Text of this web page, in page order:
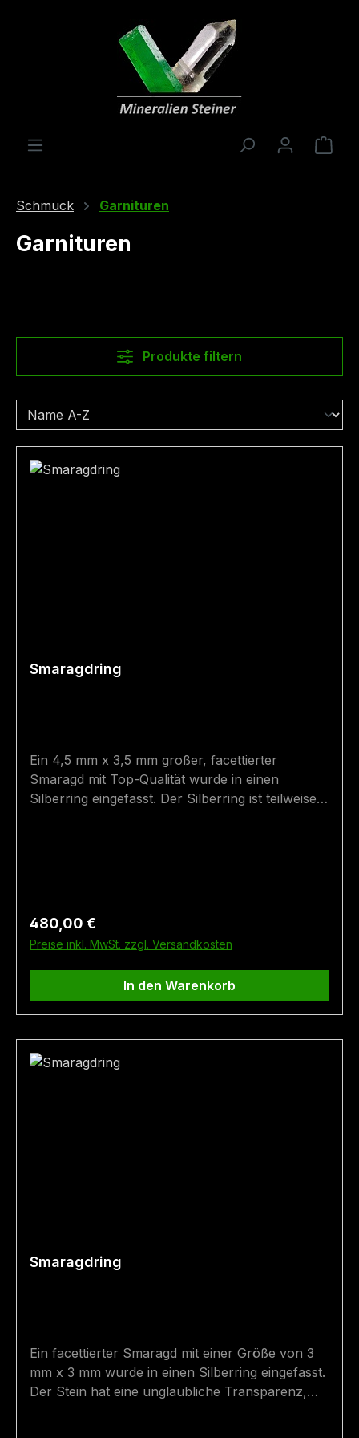
Schmuck Garnituren
Garnituren
Produkte filtern
Smaragdring
Ein 4,5 mm x 3,5 mm großer, facettierter
Smaragd mit Top-Qualität wurde in einen
Silberring eingefasst. Der Silberring ist teilweise
passenden Größe an - die Lieferzeit für
Sonderanfertigungen beträgt ca. 2 Monate.
Ringgröße: 58 Fundort: Bramberg
Regulärer Preis:
480,00 €
Preise inkl. MwSt. zzgl. Versandkosten
In den Warenkorb
Smaragdring
Ein facettierter Smaragd mit einer Größe von 3
mm x 3 mm wurde in einen Silberring eingefasst.
Der Stein hat eine unglaubliche Transparenz,